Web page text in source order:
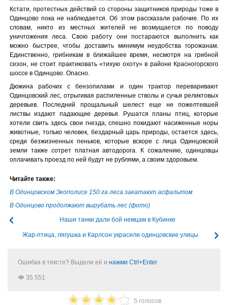
Кстати, протестных действий со стороны защитников природы тоже в
Одинцово пока не наблюдается. Об этом рассказали рабочие. По их
словам, никто из местных жителей не возмущается по поводу
уничтожения леса. Свою работу они постараются выполнить как
можно быстрее, чтобы доставить минимум неудобства горожанам.
Единственно, грибникам в ближайшее время, несмотря на грибной
сезон, не стоит практиковать «тихую охоту» в районе Красногорского
шоссе в Одинцово. Опасно.
Дюжина рабочих с бензопилами и один трактор переваривают
Одинцовский лес, отрыгивая распиленные стволы и сучья реликтовых
деревьев. Последний прощальный шелест еще не пожелтевшей
листвы издают падающие деревья. Рушатся планы птиц, которые
хотели свить здесь свои гнезда, спешно покидают насиженные норы
животные, только человек, бездарный царь природы, остается здесь,
среди безжизненных пеньков, которые вскоре с лица Одинцовской
земли также сотрет платная автодорога. К сожалению, одинцовцы
оплачивать проезд по ней будут не рублями, а своим здоровьем.
Читайте также:
В Одинцовском Экополисе 150 га леса закатают асфальтом
В Одинцово продолжают вырубать лес (фото)
Наши танки дали бой немцам в Кубинке
Жар-птица, лягушка и Карлсон украсили одинцовские улицы
Ошибка в тексте? Выдели её и нажми Ctrl+Enter
35 551
5 голосов